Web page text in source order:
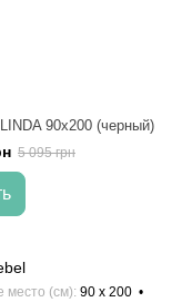
90x200 (черный)
5 095 грн
место (см) 90 x 200